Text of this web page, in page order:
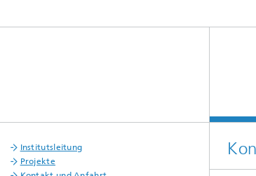
Institutsleitung
Projekte